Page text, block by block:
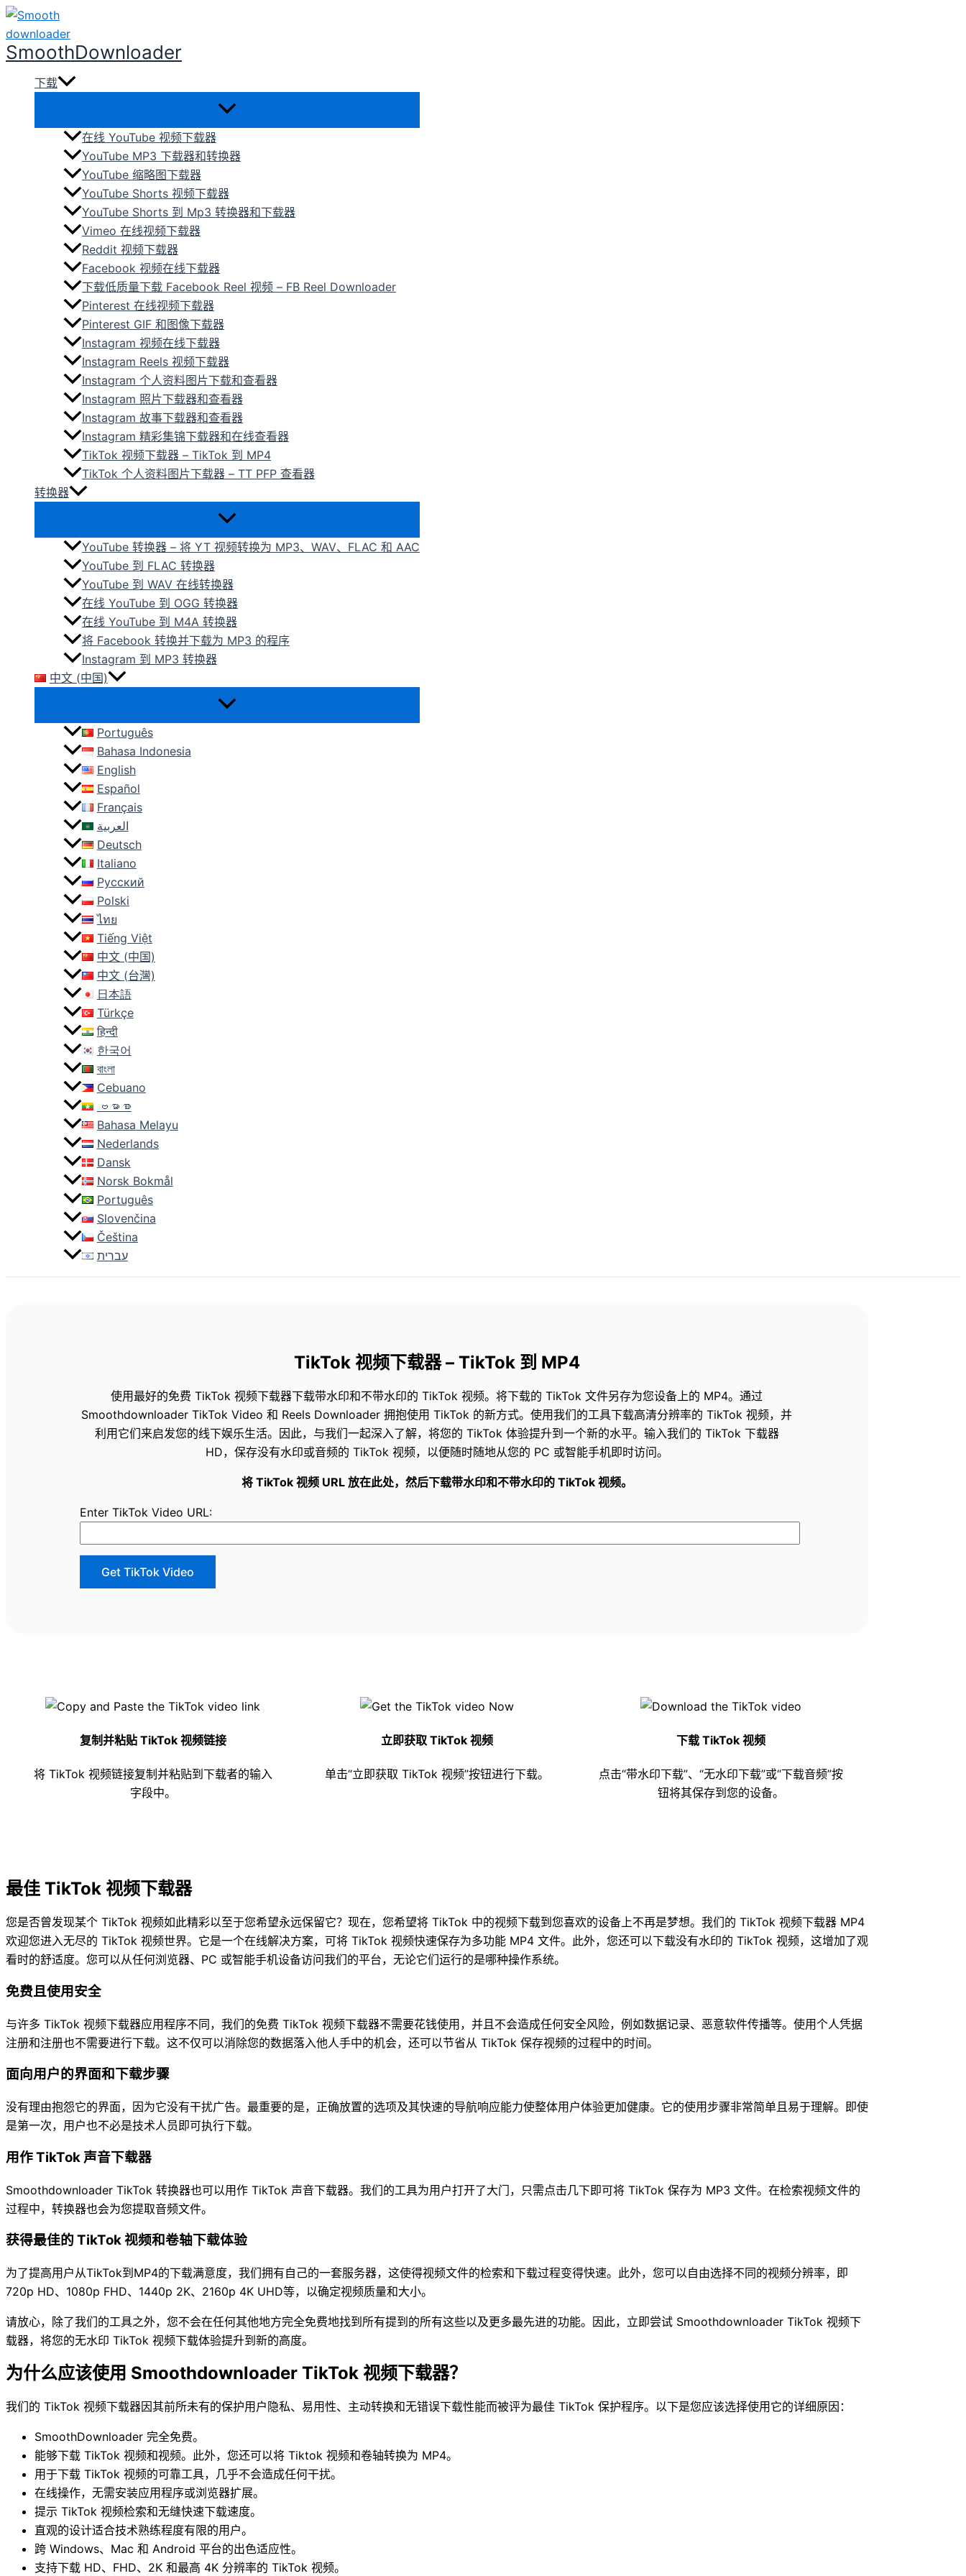
跳
至
内
SmoothDownloader
下载
在线 YouTube 视频下载器
YouTube MP3 下载器和转换器
YouTube 缩略图下载器
YouTube Shorts 视频下载器
YouTube Shorts 到 Mp3 转换器和下载器
Vimeo 在线视频下载器
Reddit 视频下载器
Facebook 视频在线下载器
下载低质量下载 Facebook Reel 视频 – FB Reel Downloader
Pinterest 在线视频下载器
Pinterest GIF 和图像下载器
Instagram 视频在线下载器
Instagram Reels 视频下载器
Instagram 个人资料图片下载和查看器
Instagram 照片下载器和查看器
Instagram 故事下载器和查看器
Instagram 精彩集锦下载器和在线查看器
TikTok 视频下载器 – TikTok 到 MP4
TikTok 个人资料图片下载器 – TT PFP 查看器
转换器
YouTube 转换器 – 将 YT 视频转换为 MP3、WAV、FLAC 和 AAC
YouTube 到 FLAC 转换器
YouTube 到 WAV 在线转换器
在线 YouTube 到 OGG 转换器
在线 YouTube 到 M4A 转换器
将 Facebook 转换并下载为 MP3 的程序
Instagram 到 MP3 转换器
中文 (中国)
Português
Bahasa Indonesia
English
Español
Français
العربية
Deutsch
Italiano
Русский
Polski
ไทย
Tiếng Việt
中文 (中国)
中文 (台灣)
日本語
Türkçe
हिन्दी
한국어
বাংলা
Cebuano
ဗမာစာ
Bahasa Melayu
Nederlands
Dansk
Norsk Bokmål
Português
Slovenčina
Čeština
עברית
TikTok 视频下载器 – TikTok 到 MP4
使用最好的免费 TikTok 视频下载器下载带水印和不带水印的 TikTok 视频。将下载的 TikTok 文件另存为您设备上的 MP4。通过
Smoothdownloader TikTok Video 和 Reels Downloader 拥抱使用 TikTok 的新方式。使用我们的工具下载高清分辨率的 TikTok 视频，并
利用它们来启发您的线下娱乐生活。因此，与我们一起深入了解，将您的 TikTok 体验提升到一个新的水平。输入我们的 TikTok 下载器
HD，保存没有水印或音频的 TikTok 视频，以便随时随地从您的 PC 或智能手机即时访问。
将 TikTok 视频 URL 放在此处，然后下载带水印和不带水印的 TikTok 视频。
Enter TikTok Video URL:
Get TikTok Video
复制并粘贴 TikTok 视频链接
将 TikTok 视频链接复制并粘贴到下载者的输入
字段中。
立即获取 TikTok 视频
单击“立即获取 TikTok 视频”按钮进行下载。
下载 TikTok 视频
点击“带水印下载”、“无水印下载”或“下载音频”按
钮将其保存到您的设备。
最佳 TikTok 视频下载器
您是否曾发现某个 TikTok 视频如此精彩以至于您希望永远保留它？现在，您希望将 TikTok 中的视频下载到您喜欢的设备上不再是梦想。我们的 TikTok 视频下载器 MP4
欢迎您进入无尽的 TikTok 视频世界。它是一个在线解决方案，可将 TikTok 视频快速保存为多功能 MP4 文件。此外，您还可以下载没有水印的 TikTok 视频，这增加了观
看时的舒适度。您可以从任何浏览器、PC 或智能手机设备访问我们的平台，无论它们运行的​​是哪种操作系统。
免费且使用安全
与许多 TikTok 视频下载器应用程序不同，我们的免费 TikTok 视频下载器不需要花钱使用，并且不会造成任何安全风险，例如数据记录、恶意软件传播等。使用个人凭据
注册和注册也不需要进行下载。这不仅可以消除您的数据落入他人手中的机会，还可以节省从 TikTok 保存视频的过程中的时间。
面向用户的界面和下载步骤
没有理由抱怨它的界面，因为它没有干扰广告。最重要的是，正确放置的选项及其快速的导航响应能力使整体用户体验更加健康。它的使用步骤非常简单且易于理解。即使
是第一次，用户也不必是技术人员即可执行下载。
用作 TikTok 声音下载器
Smoothdownloader TikTok 转换器也可以用作 TikTok 声音下载器。我们的工具为用户打开了大门，只需点击几下即可将 TikTok 保存为 MP3 文件。在检索视频文件的
过程中，转换器也会为您提取音频文件。
获得最佳的 TikTok 视频和卷轴下载体验
为了提高用户从TikTok到MP4的下载满意度，我们拥有自己的一套服务器，这使得视频文件的检索和下载过程变得快速。此外，您可以自由选择不同的视频分辨率，即
720p HD、1080p FHD、1440p 2K、2160p 4K UHD等，以确定视频质量和大小。
请放心，除了我们的工具之外，您不会在任何其他地方完全免费地找到所有提到的所有这些以及更多最先进的功能。因此，立即尝试 Smoothdownloader TikTok 视频下
载器，将您的无水印 TikTok 视频下载体验提升到新的高度。
为什么应该使用 Smoothdownloader TikTok 视频下载器？
我们的 TikTok 视频下载器因其前所未有的保护用户隐私、易用性、主动转换和无错误下载性能而被评为最佳 TikTok 保护程序。以下是您应该选择使用它的详细原因：
SmoothDownloader 完全免费。
能够下载 TikTok 视频和视频。此外，您还可以将 Tiktok 视频和卷轴转换为 MP4。
用于下载 TikTok 视频的可靠工具，几乎不会造成任何干扰。
在线操作，无需安装应用程序或浏览器扩展。
提示 TikTok 视频检索和无缝快速下载速度。
直观的设计适合技术熟练程度有限的用户。
跨 Windows、Mac 和 Android 平台的出色适应性。
支持下载 HD、FHD、2K 和最高 4K 分辨率的 TikTok 视频。